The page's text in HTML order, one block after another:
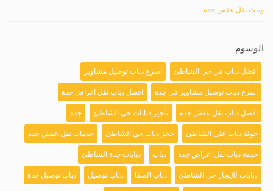
ونيت نقل عفش جدة
الوسوم
أفضل دباب في حي الشاطئ اسرع دباب توصيل مشاوير
اسرع دباب توصيل مشاوير في جدة افضل دباب نقل اغراض جدة
افضل دباب نقل عفش جدة تأجير دبابات حي الشاطئ جدة
جولة دباب على الشاطئ حجز دباب حي الشاطئ خدمات نقل عفش جدة
خدمة دباب نقل اغراض جدة دباب دبابات جدة الشاطئ
دبابات للإيجار حي الشاطئ دباب الصفا دباب توصيل دباب توصيل جدة